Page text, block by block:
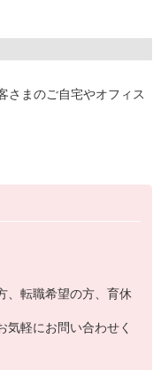
♪
ステムがあります。
ひとりに、
さまのご自宅やオフィス
健康的な生活にお役立ち
Hさん。
介いたします！
、転職希望の方、育休
気軽にお問い合わせく